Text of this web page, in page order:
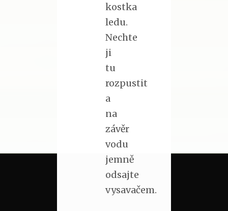
kostka
ledu.
Nechte
ji
tu
rozpustit
a
na
závěr
vodu
jemně
odsajte
vysavačem.